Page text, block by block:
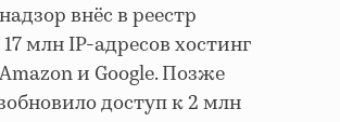
внёс в реестр
млн IP-адресов хостинг
и Google. Позже
доступ к 2 млн